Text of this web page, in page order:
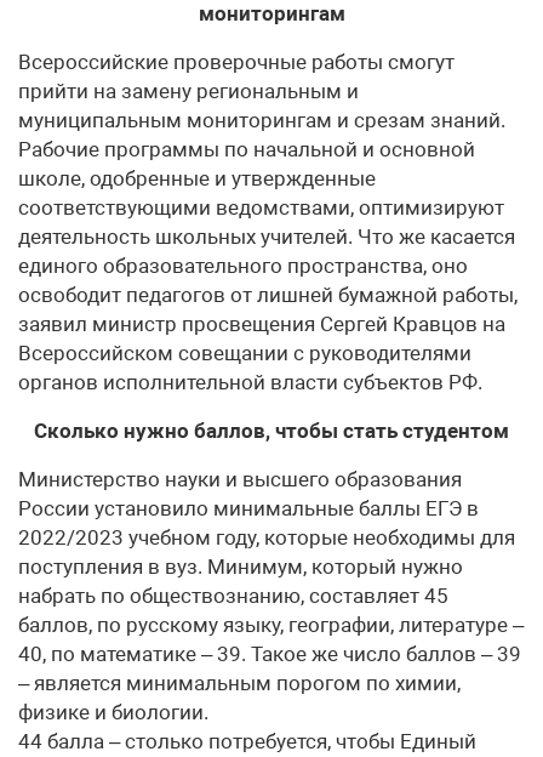
мониторингам
Всероссийские проверочные работы смогут
прийти на замену региональным и
муниципальным мониторингам и срезам знаний.
Рабочие программы по начальной и основной
школе, одобренные и утвержденные
соответствующими ведомствами, оптимизируют
деятельность школьных учителей. Что же касается
единого образовательного пространства, оно
освободит педагогов от лишней бумажной работы,
заявил министр просвещения Сергей Кравцов на
Всероссийском совещании с руководителями
органов исполнительной власти субъектов РФ.
Сколько нужно баллов, чтобы стать студентом
Министерство науки и высшего образования
России установило минимальные баллы ЕГЭ в
2022/2023 учебном году, которые необходимы для
поступления в вуз. Минимум, который нужно
набрать по обществознанию, составляет 45
баллов, по русскому языку, географии, литературе –
40, по математике – 39. Такое же число баллов – 39
– является минимальным порогом по химии,
физике и биологии.
44 балла – столько потребуется, чтобы Единый